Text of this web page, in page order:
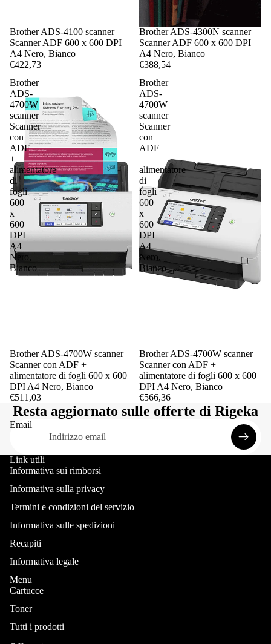
Brother ADS-4100 scanner
Scanner ADF 600 x 600 DPI
A4 Nero, Bianco
€422,73
Brother ADS-4300N scanner
Scanner ADF 600 x 600 DPI
A4 Nero, Bianco
€388,54
Brother
ADS-
4700W
scanner
Scanner
con
ADF
+
alimentatore
di
fogli
600
x
600
DPI
A4
Nero,
Bianco
Brother ADS-4700W scanner
Scanner con ADF +
alimentatore di fogli 600 x 600
DPI A4 Nero, Bianco
€511,03
Brother
ADS-
4700W
scanner
Scanner
con
ADF
+
alimentatore
di
fogli
600
x
600
DPI
A4
Nero,
Bianco
Brother ADS-4700W scanner
Scanner con ADF +
alimentatore di fogli 600 x 600
DPI A4 Nero, Bianco
€566,36
Resta aggiornato sulle offerte di Rigeka
Email
Link utili
Informativa sui rimborsi
Informativa sulla privacy
Termini e condizioni del servizio
Informativa sulle spedizioni
Recapiti
Informativa legale
Menu
Cartucce
Toner
Tutti i prodotti
Informativa sulla privacy